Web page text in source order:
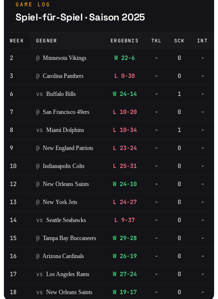
GAME LOG
Spiel-für-Spiel · Saison 2025
WEEK GEGNER ERGEBNIS TKL SCK INT
2 @ Minnesota Vikings W 22-6 - 0 -
3 @ Carolina Panthers L 0-30 - 0 -
6 vs Buffalo Bills W 24-14 - 1 -
7 @ San Francisco 49ers L 10-20 - 0 -
8 vs Miami Dolphins L 10-34 - 1 -
9 @ New England Patriots L 23-24 - 0 -
10 @ Indianapolis Colts L 25-31 - 0 -
12 @ New Orleans Saints W 24-10 - 0 -
13 @ New York Jets L 24-27 - 0 -
14 vs Seattle Seahawks L 9-37 - 0 -
15 @ Tampa Bay Buccaneers W 29-28 - 0 -
16 @ Arizona Cardinals W 26-19 - 0 -
17 vs Los Angeles Rams W 27-24 - 0 -
18 vs New Orleans Saints W 19-17 - 0 -